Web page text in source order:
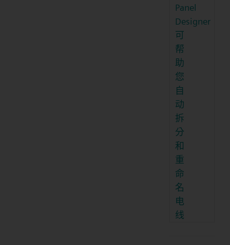
Panel
Designer
可
帮
助
您
自
动
拆
分
和
重
命
名
电
线